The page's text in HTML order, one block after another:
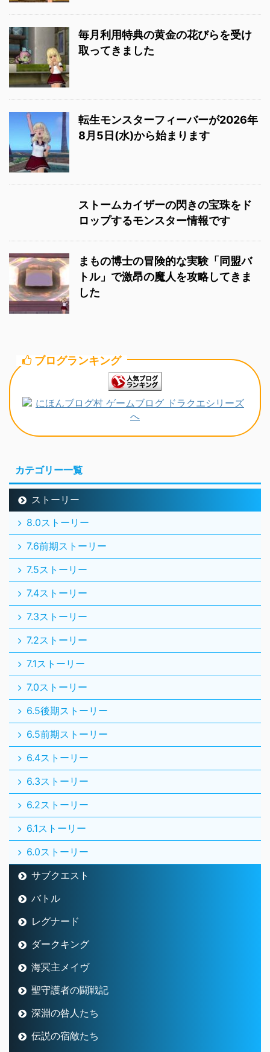
毎月利用特典の黄金の花びらを受け
取ってきました
転生モンスターフィーバーが2026年
8月5日(水)から始まります
ストームカイザーの閃きの宝珠をド
ロップするモンスター情報です
まもの博士の冒険的な実験「同盟バ
トル」で激昂の魔人を攻略してきま
した
ブログランキング
カテゴリー一覧
ストーリー
8.0ストーリー
7.6前期ストーリー
7.5ストーリー
7.4ストーリー
7.3ストーリー
7.2ストーリー
7.1ストーリー
7.0ストーリー
6.5後期ストーリー
6.5前期ストーリー
6.4ストーリー
6.3ストーリー
6.2ストーリー
6.1ストーリー
6.0ストーリー
サブクエスト
バトル
レグナード
ダークキング
海冥主メイヴ
聖守護者の闘戦記
深淵の咎人たち
伝説の宿敵たち